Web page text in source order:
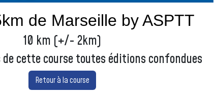
de Marseille by ASPTT
10 km (+/- 2km)
de cette course toutes éditions confondues
Retour à la course